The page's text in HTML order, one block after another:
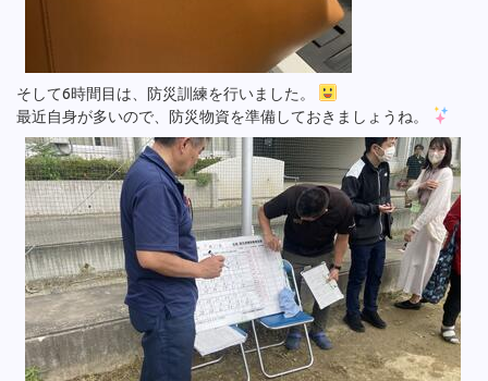
そして6時間目は、防災訓練を行いました。
最近自身が多いので、防災物資を準備しておきましょうね。